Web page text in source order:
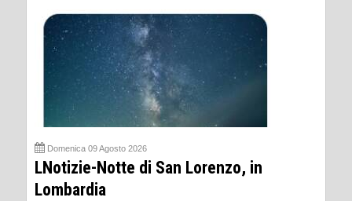
Domenica 09 Agosto 2026
LNotizie-Notte di San Lorenzo, in
Lombardia